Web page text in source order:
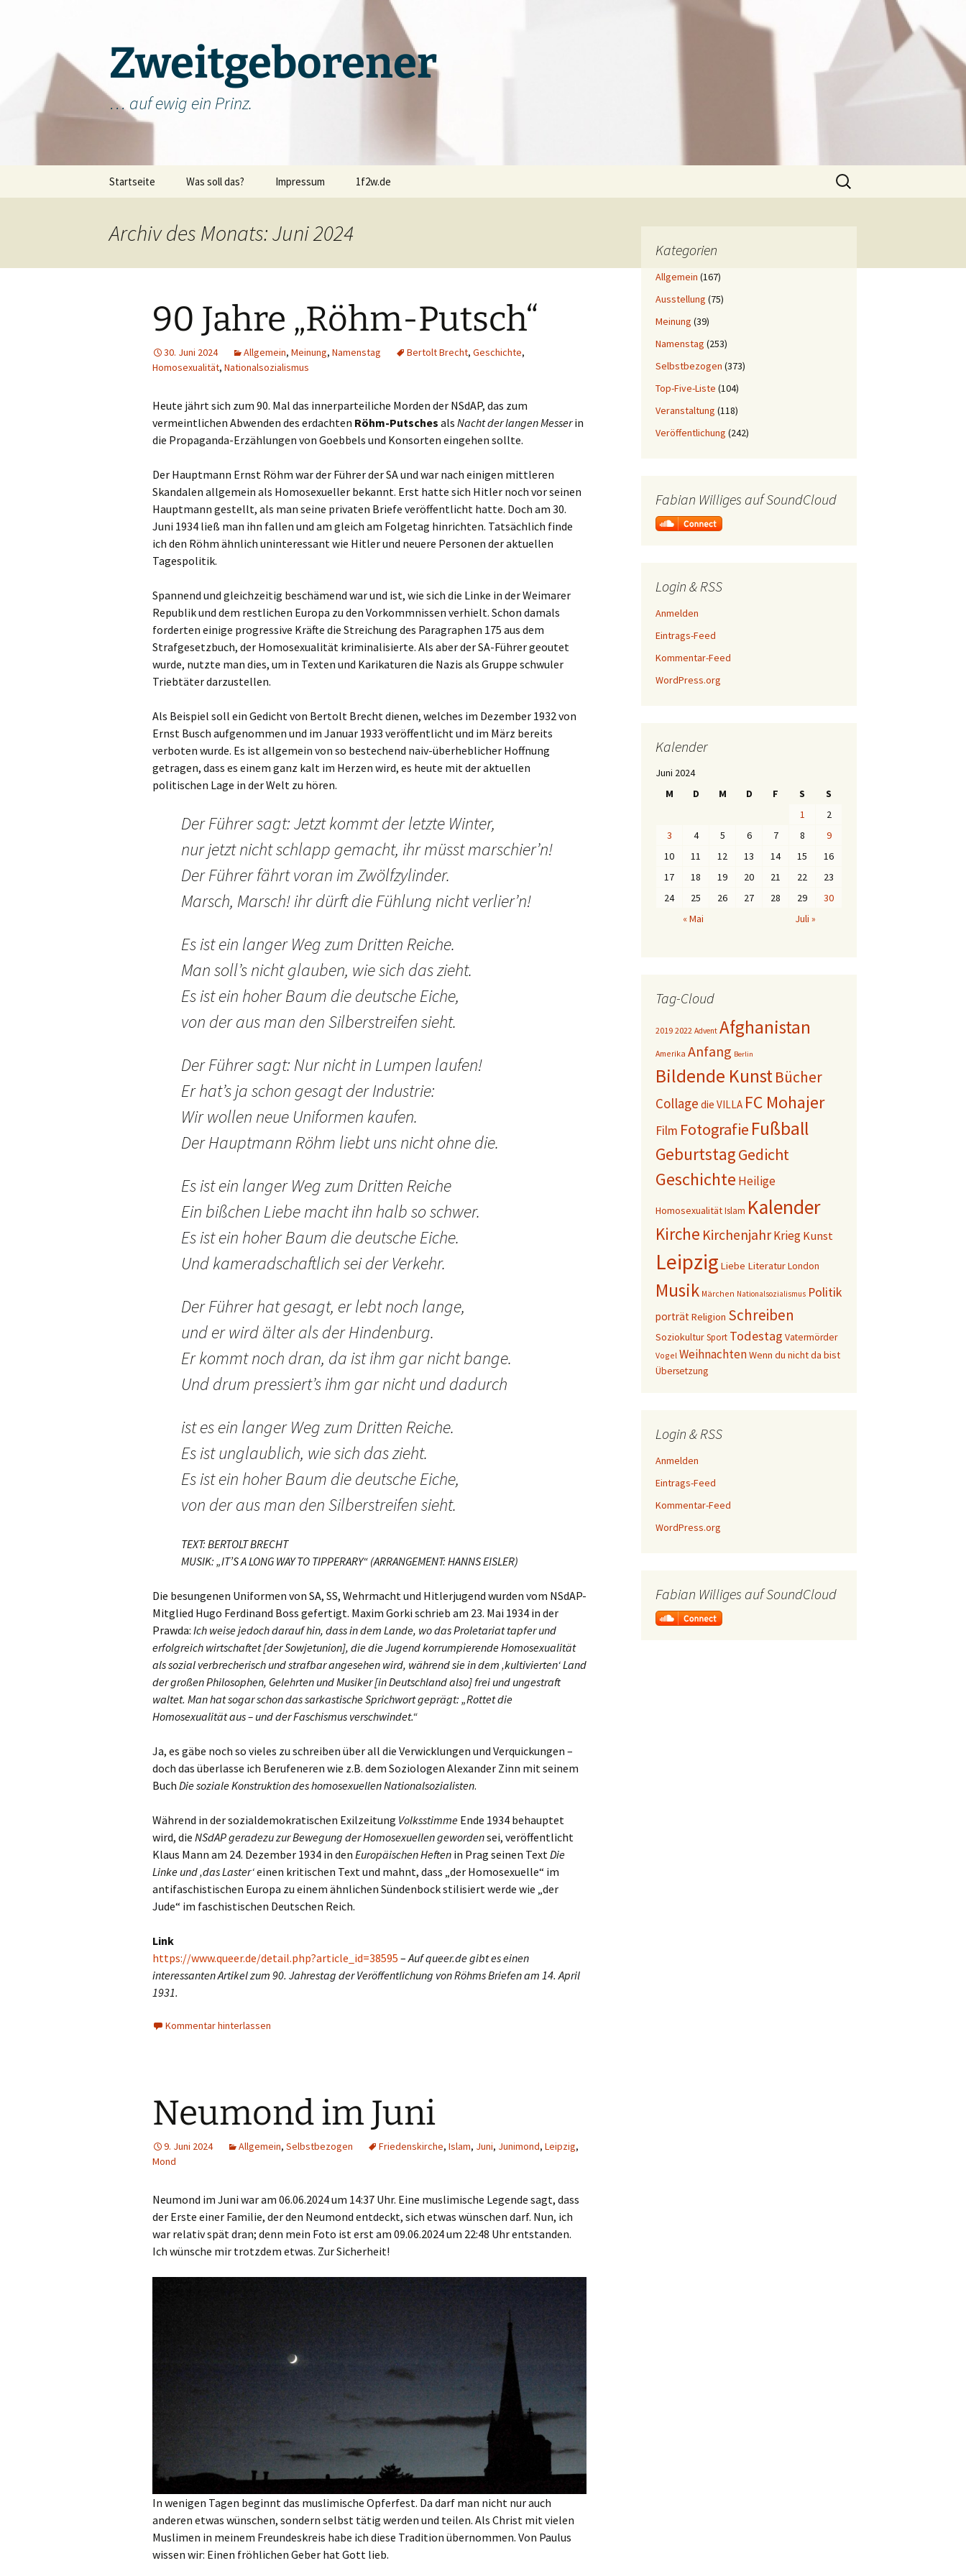
Zweitgeborener
… auf ewig ein Prinz.
Startseite Was soll das? Impressum 1f2w.de
Suchen
nach:
Archiv des Monats: Juni 2024
90 Jahre „Röhm-Putsch“
30. Juni 2024 Allgemein, Meinung, Namenstag Bertolt Brecht, Geschichte,
Homosexualität, Nationalsozialismus
Heute jährt sich zum 90. Mal das innerparteiliche Morden der NSdAP, das zum
vermeintlichen Abwenden des erdachten Röhm-Putsches als Nacht der langen Messerin
die Propaganda-Erzählungen von Goebbels und Konsorten eingehen sollte.
Der Hauptmann Ernst Röhm war der Führer der SA und war nach einigen mittleren
Skandalen allgemein als Homosexueller bekannt. Erst hatte sich Hitler noch vor seinen
Hauptmann gestellt, als man seine privaten Briefe veröffentlicht hatte. Doch am 30.
Juni 1934 ließ man ihn fallen und am gleich am Folgetag hinrichten. Tatsächlich finde
ich den Röhm ähnlich uninteressant wie Hitler und neuere Personen der aktuellen
Tagespolitik.
Spannend und gleichzeitig beschämend war und ist, wie sich die Linke in der Weimarer
Republik und dem restlichen Europa zu den Vorkommnissen verhielt. Schon damals
forderten einige progressive Kräfte die Streichung des Paragraphen 175 aus dem
Strafgesetzbuch, der Homosexualität kriminalisierte. Als aber der SA-Führer geoutet
wurde, nutzte man dies, um in Texten und Karikaturen die Nazis als Gruppe schwuler
Triebtäter darzustellen.
Als Beispiel soll ein Gedicht von Bertolt Brecht dienen, welches im Dezember 1932 von
Ernst Busch aufgenommen und im Januar 1933 veröffentlicht und im März bereits
verboten wurde. Es ist allgemein von so bestechend naiv-überheblicher Hoffnung
getragen, dass es einem ganz kalt im Herzen wird, es heute mit der aktuellen
politischen Lage in der Welt zu hören.
Der Führer sagt: Jetzt kommt der letzte Winter,
nur jetzt nicht schlapp gemacht, ihr müsst marschier’n!
Der Führer fährt voran im Zwölfzylinder.
Marsch, Marsch! ihr dürft die Fühlung nicht verlier’n!
Es ist ein langer Weg zum Dritten Reiche.
Man soll’s nicht glauben, wie sich das zieht.
Es ist ein hoher Baum die deutsche Eiche,
von der aus man den Silberstreifen sieht.
Der Führer sagt: Nur nicht in Lumpen laufen!
Er hat’s ja schon gesagt der Industrie:
Wir wollen neue Uniformen kaufen.
Der Hauptmann Röhm liebt uns nicht ohne die.
Es ist ein langer Weg zum Dritten Reiche
Ein bißchen Liebe macht ihn halb so schwer.
Es ist ein hoher Baum die deutsche Eiche.
Und kameradschaftlich sei der Verkehr.
Der Führer hat gesagt, er lebt noch lange,
und er wird älter als der Hindenburg.
Er kommt noch dran, da ist ihm gar nicht bange.
Und drum pressiert’s ihm gar nicht und dadurch
ist es ein langer Weg zum Dritten Reiche.
Es ist unglaublich, wie sich das zieht.
Es ist ein hoher Baum die deutsche Eiche,
von der aus man den Silberstreifen sieht.
TEXT: BERTOLT BRECHT
MUSIK: „IT’S A LONG WAY TO TIPPERARY“ (ARRANGEMENT: HANNS EISLER)
Die besungenen Uniformen von SA, SS, Wehrmacht und Hitlerjugend wurden vom NSdAP-
Mitglied Hugo Ferdinand Boss gefertigt. Maxim Gorki schrieb am 23. Mai 1934 in der
Prawda: Ich weise jedoch darauf hin, dass in dem Lande, wo das Proletariat tapfer und
erfolgreich wirtschaftet [der Sowjetunion], die die Jugend korrumpierende Homosexualität
als sozial verbrecherisch und strafbar angesehen wird, während sie in dem ‚kultivierten‘ Land
der großen Philosophen, Gelehrten und Musiker [in Deutschland also] frei und ungestraft
waltet. Man hat sogar schon das sarkastische Sprichwort geprägt: „Rottet die
Homosexualität aus – und der Faschismus verschwindet.“
Ja, es gäbe noch so vieles zu schreiben über all die Verwicklungen und Verquickungen –
doch das überlasse ich Berufeneren wie z.B. dem Soziologen Alexander Zinn mit seinem
Buch Die soziale Konstruktion des homosexuellen Nationalsozialisten.
Während in der sozialdemokratischen Exilzeitung Volksstimme Ende 1934 behauptet
wird, die NSdAP geradezu zur Bewegung der Homosexuellen gewordensei, veröffentlicht
Klaus Mann am 24. Dezember 1934 in den Europäischen Heften in Prag seinen TextDie
Linke und ‚das Laster‘einen kritischen Text und mahnt, dass „der Homosexuelle“ im
antifaschistischen Europa zu einem ähnlichen Sündenbock stilisiert werde wie „der
Jude“ im faschistischen Deutschen Reich.
Link
https://www.queer.de/detail.php?article_id=38595 –Auf queer.de gibt es einen
interessanten Artikel zum 90. Jahrestag der Veröffentlichung von Röhms Briefen am 14. April
1931.
Kommentar hinterlassen
Neumond im Juni
9. Juni 2024 Allgemein, Selbstbezogen Friedenskirche, Islam, Juni, Junimond, Leipzig,
Mond
Neumond im Juni war am 06.06.2024 um 14:37 Uhr. Eine muslimische Legende sagt, dass
der Erste einer Familie, der den Neumond entdeckt, sich etwas wünschen darf. Nun, ich
war relativ spät dran; denn mein Foto ist erst am 09.06.2024 um 22:48 Uhr entstanden.
Ich wünsche mir trotzdem etwas. Zur Sicherheit!
In wenigen Tagen beginnt das muslimische Opferfest. Da darf man nicht nur auch
anderen etwas wünschen, sondern selbst tätig werden und teilen. Als Christ mit vielen
Muslimen in meinem Freundeskreis habe ich diese Tradition übernommen. Von Paulus
wissen wir: Einen fröhlichen Geber hat Gott lieb.
Kategorien
Allgemein (167)
Ausstellung (75)
Meinung (39)
Namenstag (253)
Selbstbezogen (373)
Top-Five-Liste (104)
Veranstaltung (118)
Veröffentlichung (242)
Fabian Williges auf SoundCloud
Login & RSS
Anmelden
Eintrags-Feed
Kommentar-Feed
WordPress.org
Kalender
Juni 2024
M
D M D F S
S
1
2
3
4 5 6 7 8
9
10
11 12 13 14 15
16
17
18 19 20 21 22
23
24
25 26 27 28 29
30
« Mai
Juli »
Tag-Cloud
2019 2022 Advent Afghanistan
Amerika Anfang Berlin
Bildende KunstBücher
Collage die VILLA FC Mohajer
Film Fotografie Fußball
GeburtstagGedicht
Geschichte Heilige
HomosexualitätIslam Kalender
Kirche KirchenjahrKrieg Kunst
Leipzig Liebe LiteraturLondon
Musik Märchen Nationalsozialismus Politik
porträtReligion Schreiben
SoziokulturSport Todestag Vatermörder
Vogel WeihnachtenWenn du nicht da bist
Übersetzung
Login & RSS
Anmelden
Eintrags-Feed
Kommentar-Feed
WordPress.org
Fabian Williges auf SoundCloud